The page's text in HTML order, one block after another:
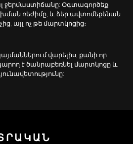
ջերմաստիճանը: Օգտագործեք
ռեժիմը, և ձեր ավտոմեքենան
այլ ոչ թե մարտկոցից։
վարելիս, քանի որ
է ծանրաբեռնել մարտկոցը և